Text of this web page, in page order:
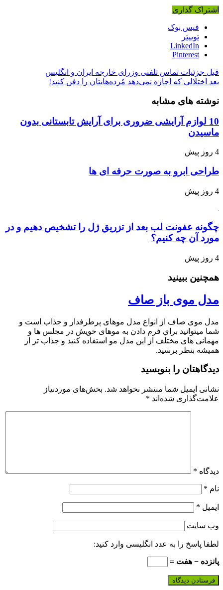
اشتراک گذاری
فیس بوک
توییتر
LinkedIn
Pinterest
قبل جزئیات تماس تلفنی وزرای خارجه ایران و انگلیس
بعد اختلالی که اجازه نمی‌دهد مُرده‌هایتان را دفن کنید!
نوشته های مشابه
10 لوازم آرایشی ضروری برای آرایش تابستانی بدون
ماسیدن
4 روز پیش
طراحی ابرو به صورت حرفه ای ها
4 روز پیش
چگونه عفونت لب بعد از تزریق ژل را تشخیص دهیم و در
مورد آن چه کنیم؟
4 روز پیش
همچنین ببینید
مدل موی باز صاف
مدل موی صاف از انواع مدل موهای پرطرفدار و جذاب است و
شما میتوانید براي فرم دادن به موهای خویش در مجلس ها و
مهمانی های مختلف از این مدل مو استفاده کنید و جذاب تر از
همیشه بنظر برسید.
دیدگاهتان را بنویسید
نشانی ایمیل شما منتشر نخواهد شد. بخش‌های موردنیاز
علامت‌گذاری شده‌اند *
دیدگاه *
نام *
ایمیل *
وب‌ سایت
لطفا پاسخ را به عدد انگلیسی وارد کنید:
پانزده − هفت =